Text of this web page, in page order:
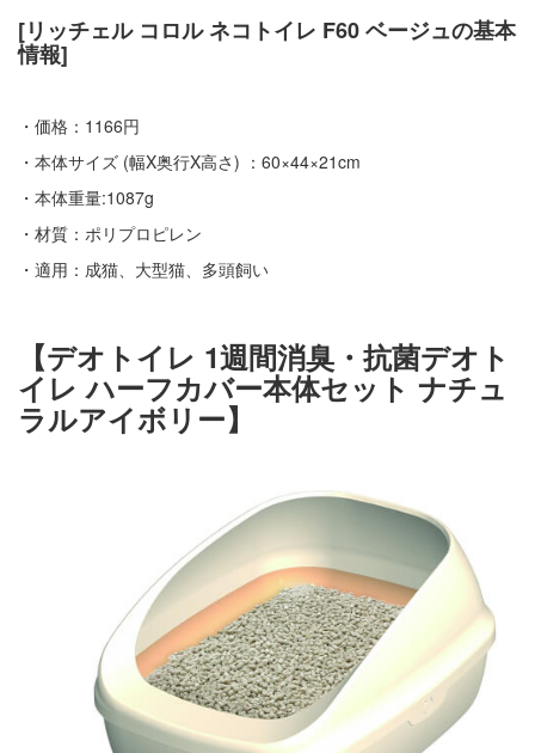
[リッチェル コロル ネコトイレ F60 ベージュの基本
情報]
・価格：1166円
・本体サイズ (幅X奥行X高さ) ：60×44×21cm
・本体重量:1087g
・材質：ポリプロピレン
・適用：成猫、大型猫、多頭飼い
【デオトイレ 1週間消臭・抗菌デオト
イレ ハーフカバー本体セット ナチュ
ラルアイボリー】